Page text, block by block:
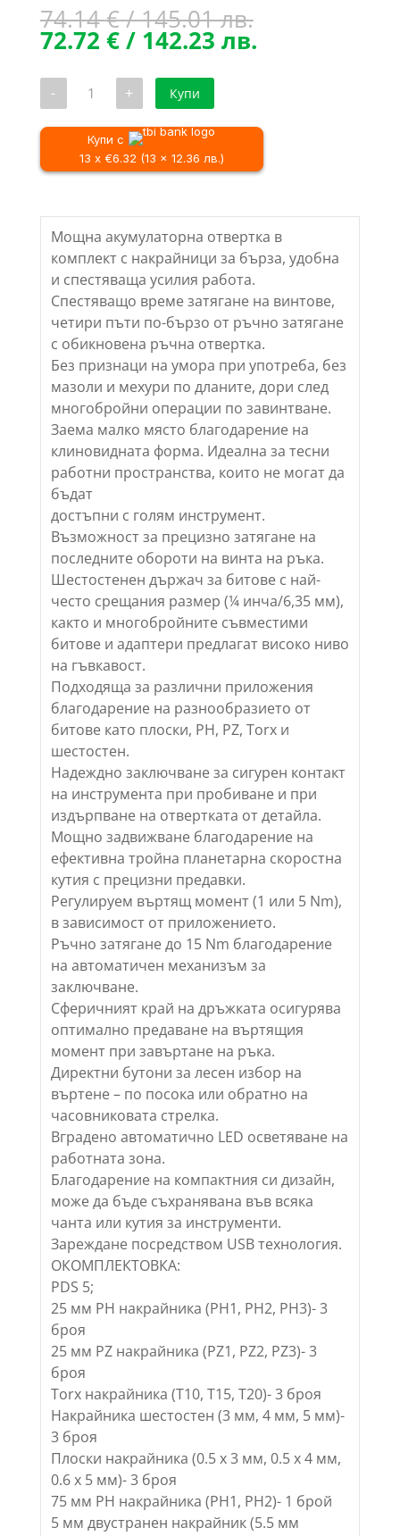
74.14€/ 145.01 лв.Original
price
was:
145.01 лв..
72.72 €/ 142.23 лв.Текущата
цена
/
- количество
Акумулаторна
отвертка
4K5
PDS
5
+ Купи
Купи с
13 x €6.32 (13 x 12.36 лв.)
Мощна акумулаторна отвертка в
комплект с накрайници за бърза, удобна
и спестяваща усилия работа.
Спестяващо време затягане на винтове,
четири пъти по-бързо от ръчно затягане
с обикновена ръчна отвертка.
Без признаци на умора при употреба, без
мазоли и мехури по дланите, дори след
многобройни операции по завинтване.
Заема малко място благодарение на
клиновидната форма. Идеална за тесни
работни пространства, които не могат да
бъдат
достъпни с голям инструмент.
Възможност за прецизно затягане на
последните обороти на винта на ръка.
Шестостенен държач за битове с най-
често срещания размер (¼ инча/6,35 мм),
както и многобройните съвместими
битове и адаптери предлагат високо ниво
на гъвкавост.
Подходяща за различни приложения
благодарение на разнообразието от
битове като плоски, PH, PZ, Torx и
шестостен.
Надеждно заключване за сигурен контакт
на инструмента при пробиване и при
издърпване на отвертката от детайла.
Мощно задвижване благодарение на
ефективна тройна планетарна скоростна
кутия с прецизни предавки.
Регулируем въртящ момент (1 или 5 Nm),
в зависимост от приложението.
Ръчно затягане до 15 Nm благодарение
на автоматичен механизъм за
заключване.
Сферичният край на дръжката осигурява
оптимално предаване на въртящия
момент при завъртане на ръка.
Директни бутони за лесен избор на
въртене – по посока или обратно на
часовниковата стрелка.
Вградено автоматично LED осветяване на
работната зона.
Благодарение на компактния си дизайн,
може да бъде съхранявана във всяка
чанта или кутия за инструменти.
Зареждане посредством USB технология.
ОКОМПЛЕКТОВКА:
PDS 5;
25 мм PH накрайника (PH1, PH2, PH3)- 3
броя
25 мм PZ накрайника (PZ1, PZ2, PZ3)- 3
броя
Torx накрайника (T10, T15, T20)- 3 броя
Накрайника шестостен (3 мм, 4 мм, 5 мм)-
3 броя
Плоски накрайника (0.5 x 3 мм, 0.5 x 4 мм,
0.6 x 5 мм)- 3 броя
75 мм PН накрайника (PH1, PH2)- 1 брой
5 мм двустранен накрайник (5.5 мм